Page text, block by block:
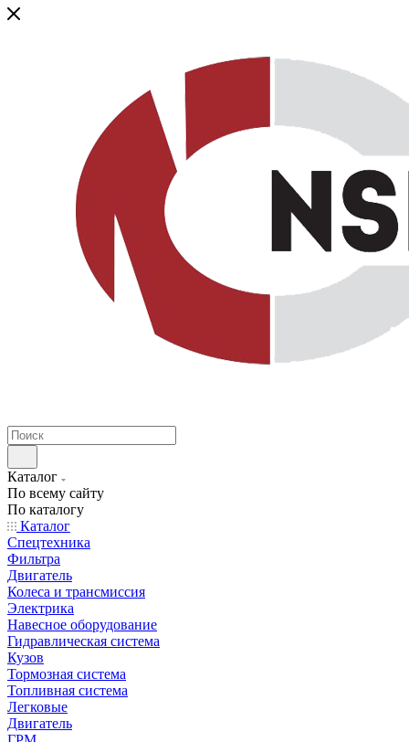
Каталог
По всему сайту
По каталогу
Каталог
Спецтехника
Фильтра
Двигатель
Колеса и трансмиссия
Электрика
Навесное оборудование
Гидравлическая система
Кузов
Тормозная система
Топливная система
Легковые
Двигатель